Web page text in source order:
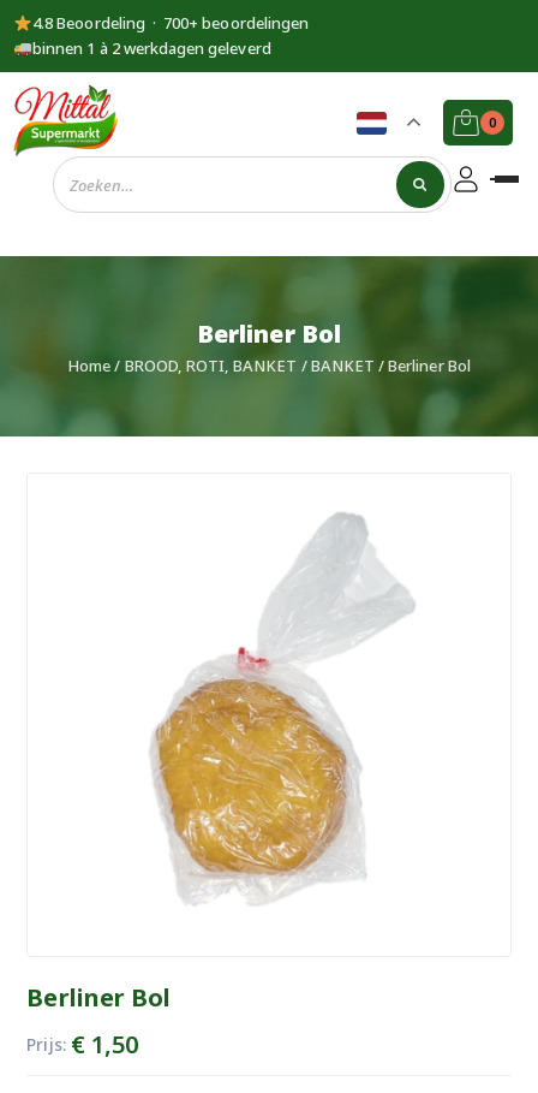
4.8 Beoordeling · 700+ beoordelingen
binnen 1 à 2 werkdagen geleverd
Supermarkt
Mittal
0
Berliner Bol
Home/ BROOD, ROTI, BANKET /BANKET / Berliner Bol
Berliner Bol
Prijs: €1,50